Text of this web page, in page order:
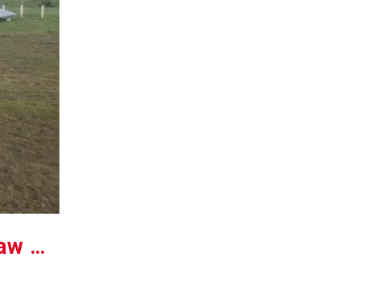
DRD Solar Mini-Grid Project in Kywel Thone Nyi Ma & Gann Taw Village (Tanintharyi)